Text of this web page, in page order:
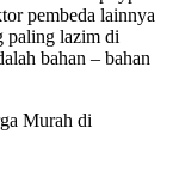
pembeda lainnya
paling lazim di
bahan – bahan
Murah di